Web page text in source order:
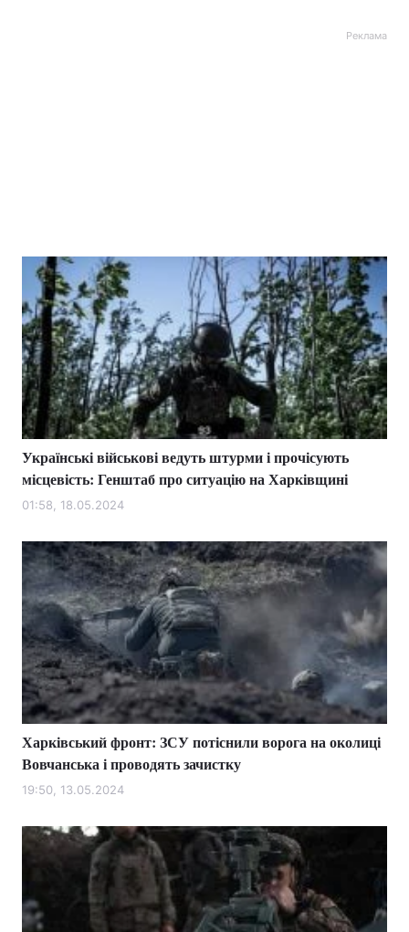
Реклама
Українські військові ведуть штурми і прочісують
місцевість: Генштаб про ситуацію на Харківщині
01:58, 18.05.2024
Харківський фронт: ЗСУ потіснили ворога на околиці
Вовчанська і проводять зачистку
19:50, 13.05.2024